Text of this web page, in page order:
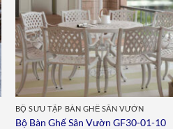
BỘ SƯU TẬP BÀN GHẾ SÂN VƯỜN
Bộ Bàn Ghế Sân Vườn GF30-01-10